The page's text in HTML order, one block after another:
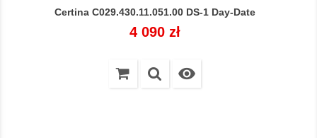
Certina C029.430.11.051.00 DS-1 Day-Date
Cena
4 090 zł
